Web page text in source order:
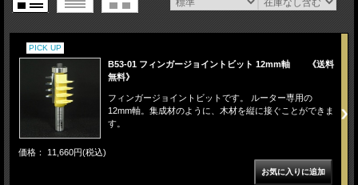
PICK UP
B53-01 フィンガージョイントビット 12mm軸 《送料
無料》
フィンガージョイントビットです。 ルーター専用の
12mm軸。集成材のように、木材を縦に接ぐことができま
す。
価格： 11,660円(税込)